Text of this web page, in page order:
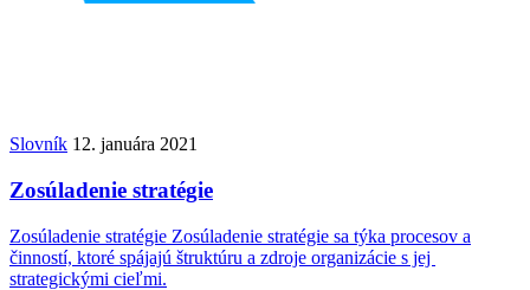
Slovník 12. januára 2021
Zosúladenie stratégie
Zosúladenie stratégie Zosúladenie stratégie sa týka procesov a
činností, ktoré spájajú štruktúru a zdroje organizácie s jej
strategickými cieľmi.